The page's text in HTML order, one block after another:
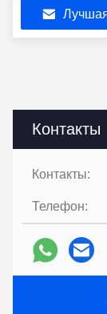
Контакты
Контакты:
Телефон: